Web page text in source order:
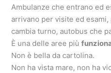
Ambulanze che entrano ed
arrivano per visite ed
cambia turno, autobus che
È una delle aree più
Non è bella da cartolina.
Non ha vista mare, non ha